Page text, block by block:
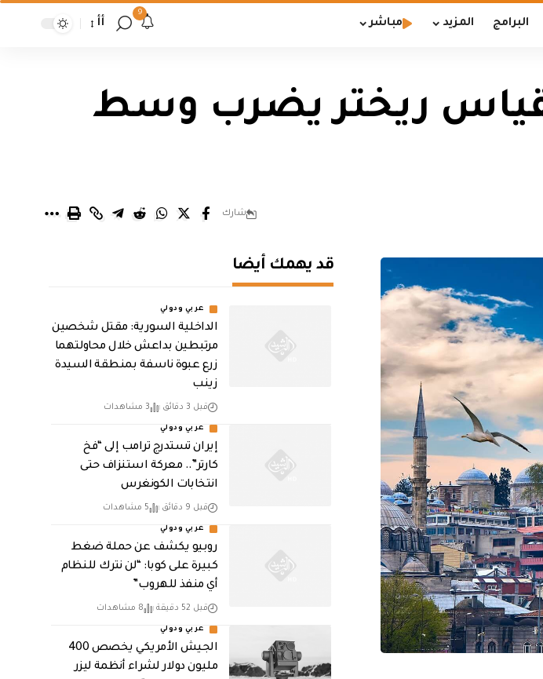
البرامج المزيد مباشر
9
أأ
على مقياس ريختر يضرب وسط
شارك
قد يهمك أيضا
عربي ودولي
الداخلية السورية: مقتل شخصين
مرتبطين بداعش خلال محاولتهما
زرع عبوة ناسفة بمنطقة السيدة
زينب
قبل 3 دقائق 3 مشاهدات
عربي ودولي
إيران تستدرج ترامب إلى “فخ
كارتر”.. معركة استنزاف حتى
انتخابات الكونغرس
قبل 9 دقائق 5 مشاهدات
عربي ودولي
روبيو يكشف عن حملة ضغط
كبيرة على كوبا: “لن نترك للنظام
أي منفذ للهروب”
قبل 52 دقيقة 8 مشاهدات
عربي ودولي
الجيش الأمريكي يخصص 400
مليون دولار لشراء أنظمة ليزر